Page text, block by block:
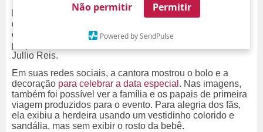
Não permitir Permitir
Powered by SendPulse
Parabéns! Manu Gavassi deixou a webencantada nesta
quarta-feira, dia 15, ao compartilhar registros
encantadores do primeiro aniversário de sua filha, a
pequena Nara, fruto do relacionamento com o modelo
Jullio Reis.
Em suas redes sociais, a cantora mostrou o bolo e a
decoração para celebrar a data especial . Nas imagens,
também foi possível ver a família e os papais de primeira
viagem produzidos para o evento. Para alegria dos fãs,
ela exibiu a herdeira usando um vestidinho colorido e
sandália, mas sem exibir o rosto da bebê.